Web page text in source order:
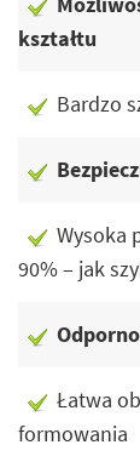
kształtu
Bardzo
Wysoka
90% – jak
Łatwa
formowania